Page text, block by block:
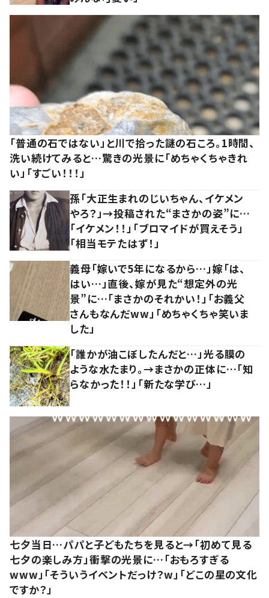
「普通の石ではない」と川で拾った謎の石ころ。1時間、
洗い続けてみると…驚きの光景に「めちゃくちゃきれ
い」「すごい！！！」
孫「大正生まれのじいちゃん、イケメン
やろ？」→投稿された“まさかの姿”に…
「イケメン！！」「ブロマイドが買えそう」
「相当モテたはず！」
義母「嫁いで5年になるから…」嫁「は、
はい…」直後、嫁が見た“想定外の光
景”に…「まさかのそれかい！」「お義父
さんもなんだww」「めちゃくちゃ笑いま
した」
「誰かが油こぼしたんだと…」光る膜の
ような水たまり。→まさかの正体に…「知
らなかった！！」「新たな学び…」
七夕当日…パパと子どもたちを見ると→「初めて見る
七夕の楽しみ方」衝撃の光景に…「おもろすぎる
www」「そういうイベントだっけ？w」「どこの星の文化
ですか？」